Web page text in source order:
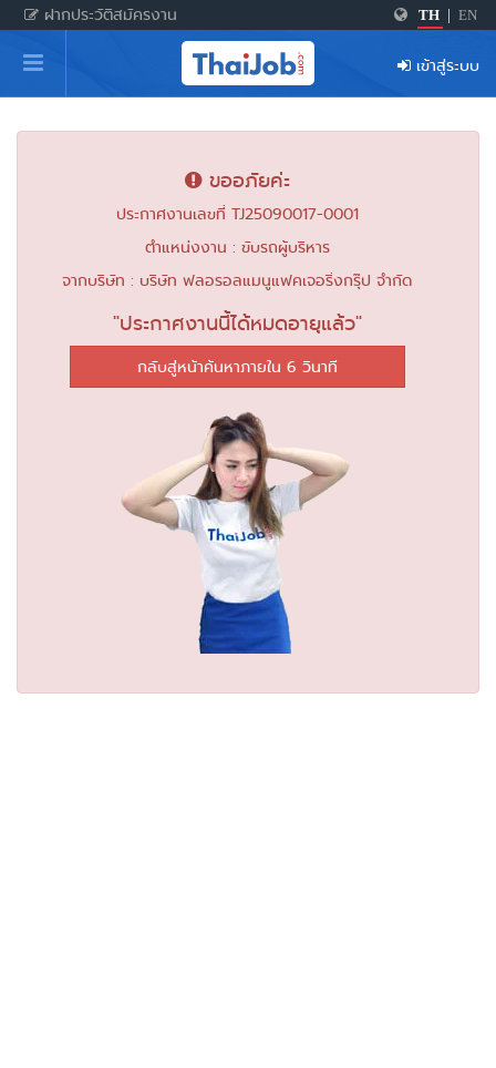
ฝากประวัติสมัครงาน TH EN
หน้าหลัก
ผู้สมัครงาน: เข้าสู่ระบบ
ฝากประวัติสมัครงาน
สำหรับผู้ประกอบการ
เข้าสู่ระบบ
ขออภัยค่ะ
ประกาศงานเลขที่ TJ25090017-0001
ตำแหน่งงาน : ขับรถผู้บริหาร
จากบริษัท : บริษัท ฟลอรอลแมนูแฟคเจอริ่งกรุ๊ป จำกัด
"ประกาศงานนี้ได้หมดอายุแล้ว"
กลับสู่หน้าค้นหาภายใน 6 วินาที